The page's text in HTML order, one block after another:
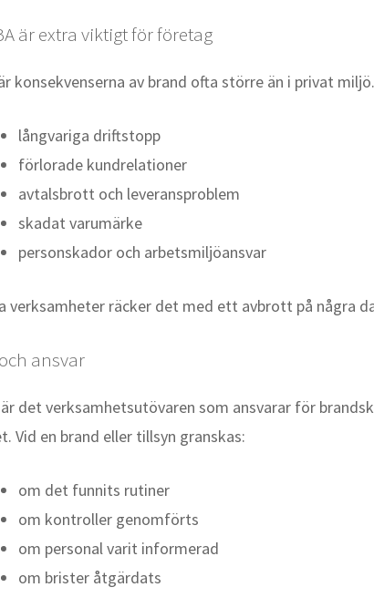
är extra viktigt för företag
konsekvenserna av brand ofta större än i privat
långvariga driftstopp
förlorade kundrelationer
avtalsbrott och leveransproblem
skadat varumärke
personskador och arbetsmiljöansvar
verksamheter räcker det med ett avbrott på några
ansvar
det verksamhetsutövaren som ansvarar för
Vid en brand eller tillsyn granskas:
om det funnits rutiner
om kontroller genomförts
om personal varit informerad
om brister åtgärdats